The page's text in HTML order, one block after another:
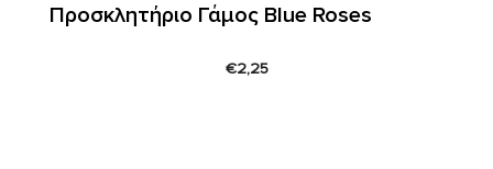
Προσκλητήριο Γάμος Blue Roses
€2,25